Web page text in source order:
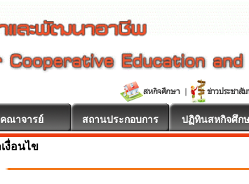
คณาจารย์ สถานประกอบการ ปฏิทินสหกิจศึก
งื่อนไข